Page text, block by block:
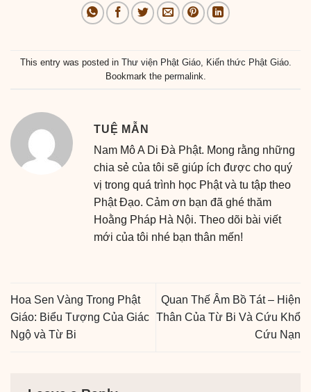
This entry was posted in Thư viện Phật Giáo, Kiến thức Phật Giáo.
Bookmark the permalink
TUỆ MẪN
Nam Mô A Di Đà Phật. Mong rằng những
chia sẻ của tôi sẽ giúp ích được cho quý
vị trong quá trình học Phật và tu tập theo
Phật Đạo. Cảm ơn bạn đã ghé thăm
Hoằng Pháp Hà Nội. Theo dõi bài viết
mới của tôi nhé bạn thân mến!
Hoa Sen Vàng Trong Phật
Giáo: Biểu Tượng Của Giác
Ngộ và Từ Bi
Quan Thế Âm Bồ Tát – Hiện
Thân Của Từ Bi Và Cứu Khổ
Cứu Nạn